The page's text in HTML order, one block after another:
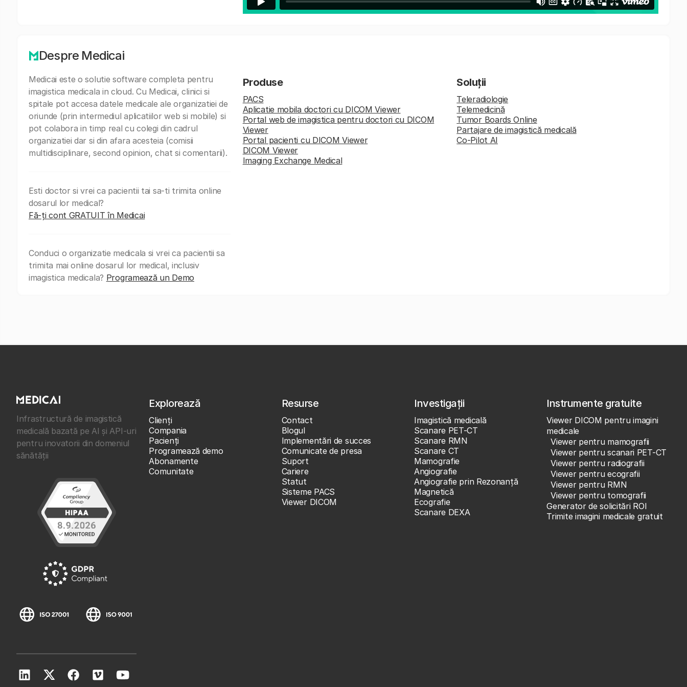
Despre Medicai
Medicai este o solutie software completa pentru
imagistica medicala in cloud. Cu Medicai, clinici si
spitale pot accesa datele medicale ale organizatiei de
oriunde (prin intermediul aplicatiilor web si mobile) si
pot colabora in timp real cu colegi din cadrul
organizatiei dar si din afara acesteia (comisii
multidisciplinare, second opinion, chat si comentarii).
Esti doctor si vrei ca pacientii tai sa-ti trimita online
dosarul lor medical?
Fă-ți cont GRATUIT în Medicai
Conduci o organizatie medicala si vrei ca pacientii sa
trimita mai online dosarul lor medical, inclusiv
imagistica medicala? Programează un Demo
Produse
PACS
Aplicatie mobila doctori cu DICOM Viewer
Portal web de imagistica pentru doctori cu DICOM
Viewer
Portal pacienti cu DICOM Viewer
DICOM Viewer
Imaging Exchange Medical
Soluții
Teleradiologie
Telemedicină
Tumor Boards Online
Partajare de imagistică medicală
Co-Pilot AI
Infrastructură de imagistică
medicală bazată pe AI și API-uri
pentru inovatorii din domeniul
sănătății
Explorează
Clienţi
Compania
Pacienți
Programează demo
Abonamente
Comunitate
Resurse
Contact
Blogul
Implementări de succes
Comunicate de presa
Suport
Cariere
Statut
Sisteme PACS
Viewer DICOM
Investigații
Imagistică medicală
Scanare PET-CT
Scanare RMN
Scanare CT
Mamografie
Angiografie
Angiografie prin Rezonanță
Magnetică
Ecografie
Scanare DEXA
Instrumente gratuite
Viewer DICOM pentru imagini
medicale
Viewer pentru mamografii
Viewer pentru scanari PET-CT
Viewer pentru radiografii
Viewer pentru ecografii
Viewer pentru RMN
Viewer pentru tomografii
Generator de solicitări ROI
Trimite imagini medicale gratuit